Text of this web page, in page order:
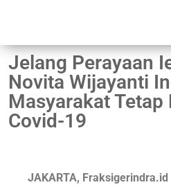
Jelang Perayaan
Novita Wijayanti
Masyarakat
Covid-19
JAKARTA, Fraksigerindra.id